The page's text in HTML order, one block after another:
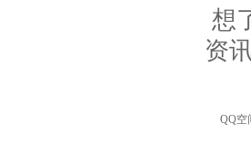
想
资讯
QQ空